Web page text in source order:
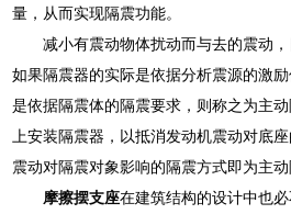
量，从而实现隔震功能。
减小有震动物体扰动而与去的震动
如果隔震器的实际是依据分析震源的激
是依据隔震体的隔震要求，则称之为主
上安装隔震器，以抵消发动机震动对底
震动对隔震对象影响的隔震方式即为主动
摩擦摆支座在建筑结构的设计中也